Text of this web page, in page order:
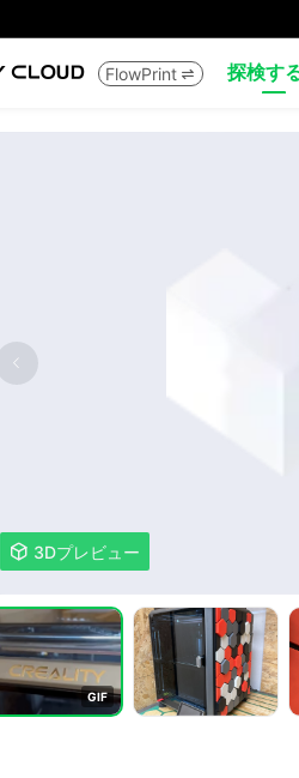
FlowPrint  探検す
 3Dプレビュー
GIF